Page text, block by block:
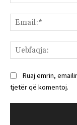
Ruaj emrin,
tjetër që komentoj.